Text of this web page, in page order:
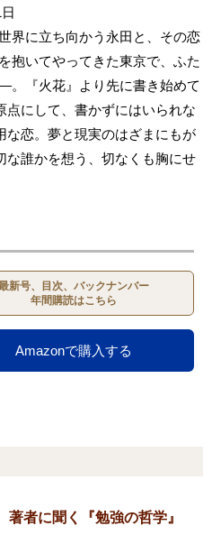
界に立ち向かう永田と、その恋
抱いてやってきた東京で、ふた
。『火花』より先に書き始めて
点にして、書かずにはいられな
な恋。夢と現実のはざまにもが
な誰かを想う、切なくも胸にせ
新号、目次、バックナンバー
年間購読はこちら
Amazonで購入する
者に聞く『勉強の哲学』